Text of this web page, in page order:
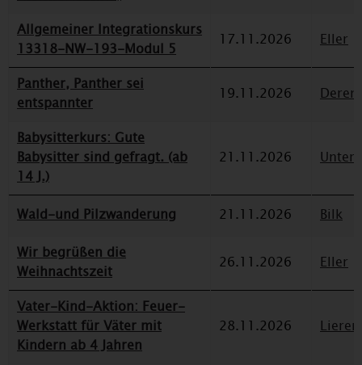
Allgemeiner Integrationskurs
13318-NW-193-Modul 5
17.11.2026 Eller
Panther, Panther sei
entspannter
19.11.2026
Babysitterkurs: Gute
Babysitter sind gefragt. (ab
14 J.)
21.11.2026
Wald-und Pilzwanderung 21.11.2026
Bilk
Wir begrüßen die
Weihnachtszeit
26.11.2026 Eller
Vater-Kind-Aktion: Feuer-
Werkstatt für Väter mit
Kindern ab 4 Jahren
28.11.2026